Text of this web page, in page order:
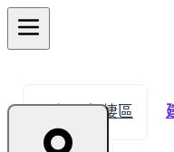
← 返回梧棲區